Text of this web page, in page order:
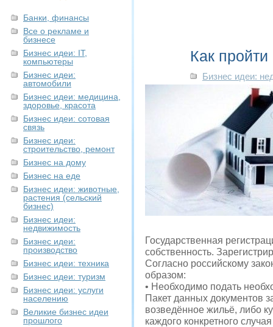
Банки, финансы
Все о рекламе и
бизнесе
Бизнес идеи: IT,
компьютеры
Бизнес идеи:
автомобили
Бизнес идеи: медицина,
здоровье, красота
Бизнес идеи: сотовая
связь
Бизнес идеи:
строительство, ремонт
Бизнес на дому
Бизнес на еде
Бизнес идеи: животные,
растения (сельский
бизнес)
Бизнес идеи:
недвижимость
Бизнес идеи:
производство
Бизнес идеи: техника
Бизнес идеи: туризм
Бизнес идеи: услуги
населению
Великие бизнес идеи
прошлого
Как
Бизнес идеи:
Государственная
собственность.
Согласно российскому
образом:
• Необходимо подать
Пакет данных документов
возведённое жильё, либо
каждого конкретного